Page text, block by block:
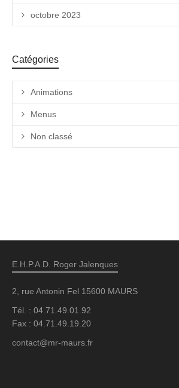
octobre 2023
Catégories
Animations
Menus
Non classé
E.H.P.A.D. Roger Jalenques
2, rue Antonin Fel 15600 MAURS
Tél. : 04.71.49.01.92
Fax : 04.71.49.19.20
contact@mr-maurs.fr